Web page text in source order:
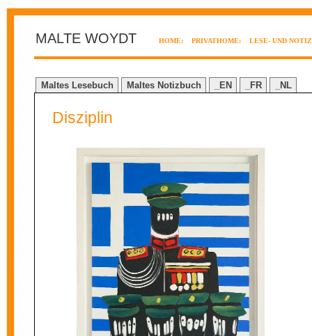
MALTE WOYDT HOME: PRIVATHOME: LESE- UND
Maltes Lesebuch Maltes Notizbuch _EN _FR _NL
Disziplin